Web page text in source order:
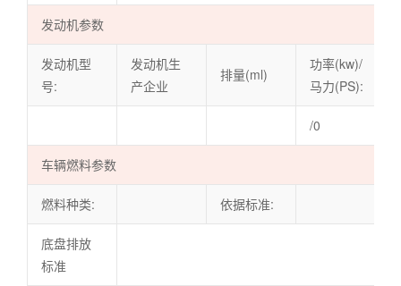
发动机参数
发动机型
号:
发动机生
产企业
排量(ml)
功率(kw)/
马力(PS):
/0
车辆燃料参数
燃料种类: 依据标准:
底盘排放
标准